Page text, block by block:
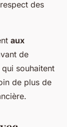
des
aux
de
souhaitent
de plus de